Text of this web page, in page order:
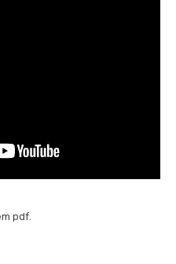
pdf.